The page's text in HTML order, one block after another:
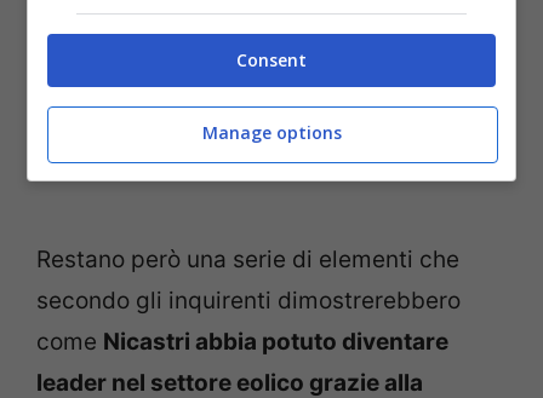
Restano però una serie di elementi che
secondo gli inquirenti dimostrerebbero
come Nicastri abbia potuto diventare
leader nel settore eolico grazie alla
Consent
Manage options